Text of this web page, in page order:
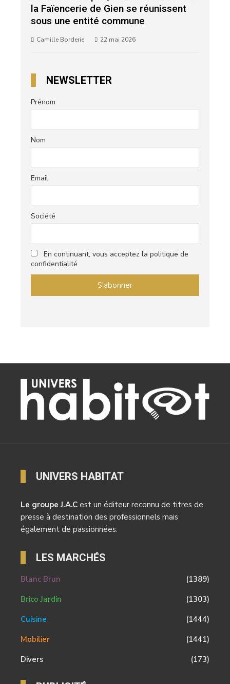
la Faïencerie de Gien se réunissent
sous une entité commune
Camille Borderie 22 mai 2026
NEWSLETTER
Prénom
Nom
Email
Société
En continuant, vous acceptez la politique de
confidentialité
UNIVERS HABITAT
Le groupe J.A.C est un éditeur reconnu de titres de
presse à destination des professionnels mais
également de passionnées.
LES MARCHÉS
Blanc Brun
(1389)
Brico Jardin
(1303)
Cuisine
(1444)
Mobilier
(1441)
Divers
(173)